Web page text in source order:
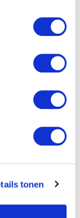
tonen
meer
Denk
functies
en beter